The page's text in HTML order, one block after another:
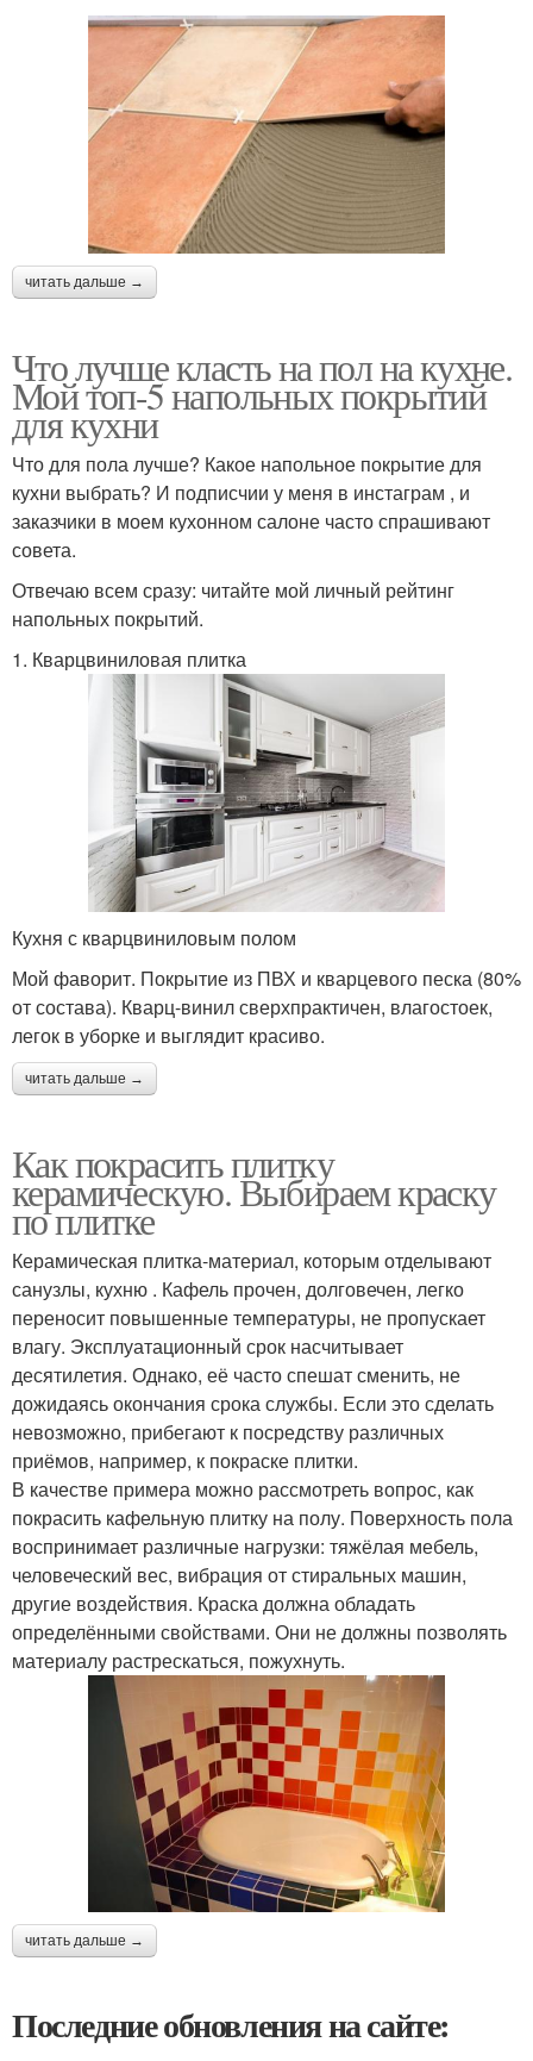
читать дальше →
Что лучше класть на пол на кухне.
Мой топ-5 напольных покрытий
для кухни
Что для пола лучше? Какое напольное покрытие для
кухни выбрать? И подписчии у меня в инстаграм , и
заказчики в моем кухонном салоне часто спрашивают
совета.
Отвечаю всем сразу: читайте мой личный рейтинг
напольных покрытий.
1. Кварцвиниловая плитка
Кухня с кварцвиниловым полом
Мой фаворит. Покрытие из ПВХ и кварцевого песка (80%
от состава). Кварц-винил сверхпрактичен, влагостоек,
легок в уборке и выглядит красиво.
читать дальше →
Как покрасить плитку
керамическую. Выбираем краску
по плитке
Керамическая плитка-материал, которым отделывают
санузлы, кухню . Кафель прочен, долговечен, легко
переносит повышенные температуры, не пропускает
влагу. Эксплуатационный срок насчитывает
десятилетия. Однако, её часто спешат сменить, не
дожидаясь окончания срока службы. Если это сделать
невозможно, прибегают к посредству различных
приёмов, например, к покраске плитки.
В качестве примера можно рассмотреть вопрос, как
покрасить кафельную плитку на полу. Поверхность пола
воспринимает различные нагрузки: тяжёлая мебель,
человеческий вес, вибрация от стиральных машин,
другие воздействия. Краска должна обладать
определёнными свойствами. Они не должны позволять
материалу растрескаться, пожухнуть.
читать дальше →
Последние обновления на сайте: